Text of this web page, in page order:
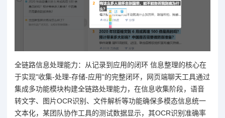
全链路信息处理能力：从记录到应用的闭环 信息整理的核心在
于实现"收集-处理-存储-应用"的完整闭环，网页端聊天工具通过
集成多功能模块构建全链路处理能力，在信息收集阶段，语音
转文字、图片OCR识别、文件解析等功能确保多模态信息统一
文本化，某团队协作工具的测试数据显示，其OCR识别准确率